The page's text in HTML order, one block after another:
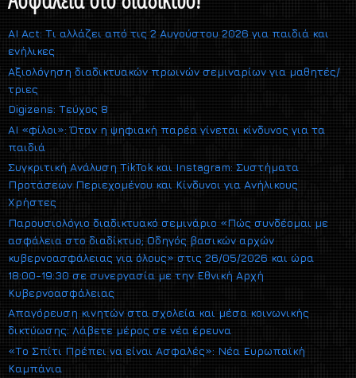
AI Act: Τι αλλάζει από τις 2 Αυγούστου 2026 για παιδιά και
ενήλικες
Αξιολόγηση διαδικτυακών πρωινών σεμιναρίων για μαθητές/
τριες
Digizens: Τεύχος 8
AI «φίλοι»: Όταν η ψηφιακή παρέα γίνεται κίνδυνος για τα
παιδιά
Συγκριτική Ανάλυση TikTok και Instagram: Συστήματα
Προτάσεων Περιεχομένου και Κίνδυνοι για Ανήλικους
Χρήστες
Παρουσιολόγιο διαδικτυακό σεμινάριο «Πώς συνδέομαι με
ασφάλεια στο διαδίκτυο; Οδηγός βασικών αρχών
κυβερνοασφάλειας για όλους» στις 26/05/2026 και ώρα
18:00-19:30 σε συνεργασία με την Εθνική Αρχή
Κυβερνοασφάλειας
Απαγόρευση κινητών στα σχολεία και μέσα κοινωνικής
δικτύωσης: Λάβετε μέρος σε νέα έρευνα
«Το Σπίτι Πρέπει να είναι Ασφαλές»: Νέα Ευρωπαϊκή
Καμπάνια